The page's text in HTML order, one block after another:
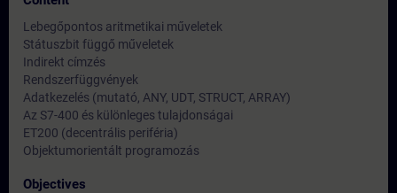
Lebegőpontos aritmetikai műveletek
Státuszbit függő műveletek
Indirekt címzés
Rendszerfüggvények
Adatkezelés (mutató, ANY, UDT, STRUCT, ARRAY)
Az S7-400 és különleges tulajdonságai
ET200 (decentrális periféria)
Objektumorientált programozás
Objectives